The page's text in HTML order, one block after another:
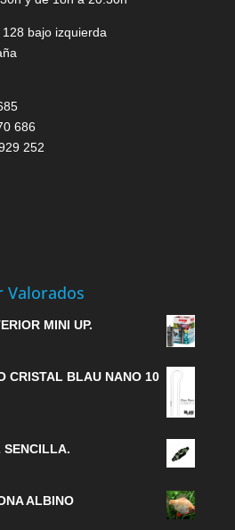
bajo izquierda
686
252
Valorados
MINI UP.
CRISTAL BLAU NANO 10
SENCILLA.
ALBINO